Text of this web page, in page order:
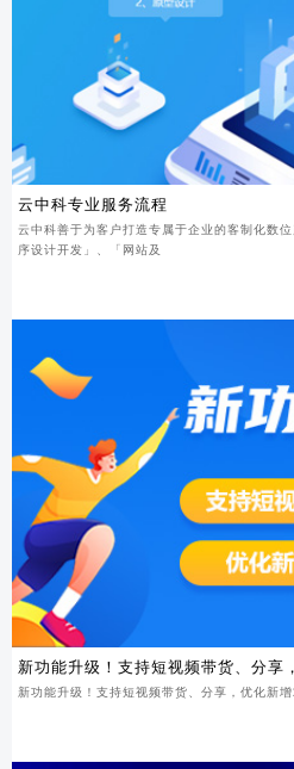
云中科专业服务流程
云中科善于为客户打造专属于企业的客制化数
序设计开发」、「网站及
新功能升级！支持短视频带货、分享
新功能升级！支持短视频带货、分享，优化新